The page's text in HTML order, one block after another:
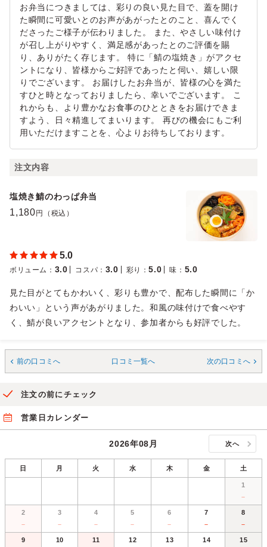
お弁当につきましては、彩りの良い見た目で、蓋を開け
た瞬間に可愛いとのお声があがったとのこと、喜んでく
ださったご様子が伝わりました。 また、やさしい味付け
が召し上がりやすく、満足感があったとのご評価を賜
り、ありがたく存じます。 特に「鯖の塩焼き」がアクセ
ントになり、皆様からご好評であったと伺い、嬉しい限
りでございます。 お届けしたお弁当が、皆様の心を満た
すひと時となっておりましたら、幸いでございます。 こ
れからも、より豊かなお食事のひとときをお届けできま
すよう、日々精進してまいります。 再びの機会にもご利
用いただけますことを、心よりお待ちしております。
注文内容
塩焼き鯖のわっぱ弁当
1,180 円（税込）
5.0
ボリューム ： 3.0 コスパ ： 3.0 彩り ：5.0 味 ： 5.0
見た目がとてもかわいく、彩りも豊かで、配布した瞬間に「か
わいい」という声があがりました。和風の味付けで食べやす
く、鯖が良いアクセントとなり、参加者からも好評でした。
前の口コミへ 口コミ一覧へ 次の口コミへ
注文の前にチェック
営業日カレンダー
2026年08月 次へ
日 月 火 水 木 金 土
1
－
2
－
3
－
4
－
5
－
6
－
7
－
8
－
9 10 11 12 13 14 15